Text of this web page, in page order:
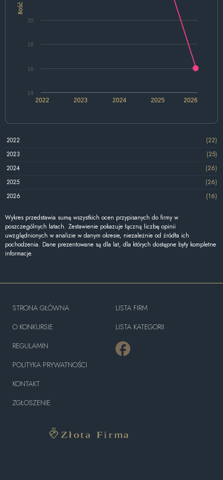
Ilość
2022 2024 2026
2023 2025
14
16
18
20
2022
(22)
2023
(25)
2024
(26)
2025
(26)
2026
(16)
Wykres przedstawia sumę wszystkich ocen przypisanych do firmy w
poszczególnych latach. Zestawienie pokazuje łączną liczbę opinii
uwzględnionych w analizie w danym okresie, niezależnie od źródła ich
pochodzenia. Dane prezentowane są dla lat, dla których dostępne były kompletne
informacje.
STRONA GŁÓWNA
O KONKURSIE
REGULAMIN
POLITYKA PRYWATNOŚCI
KONTAKT
ZGŁOSZENIE
LISTA FIRM
LISTA KATEGORII